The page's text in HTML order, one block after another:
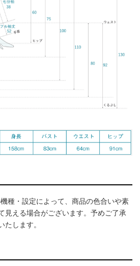
種・設定によって、商品の色合いや素
見える場合がございます。予めご了承
たします。